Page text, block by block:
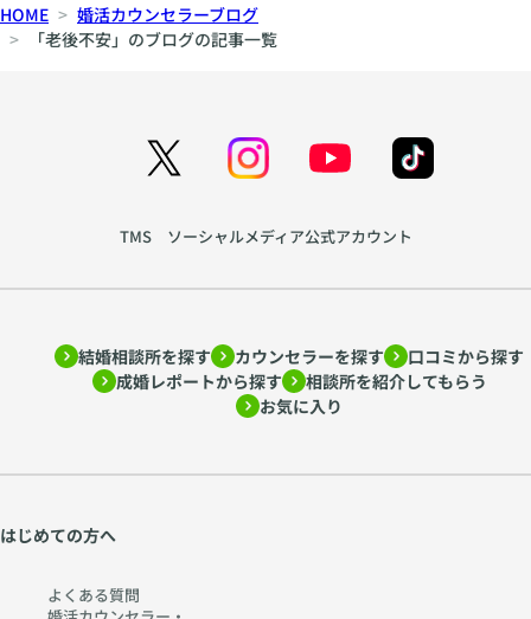
の
方
ラ
ー
心
学
解
ps:
HOME
婚活カウンセラーブログ
「老後不安」のブログの記事一覧
TMS ソーシャルメディア公式アカウント
結婚相談所を探す カウンセラーを探す
口コミから探す
成婚レポートから探す
相談所を紹介してもらう
お気に入り
はじめての方へ
よくある質問